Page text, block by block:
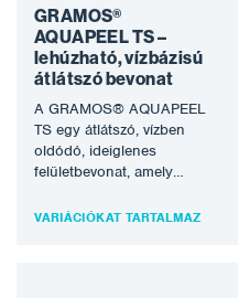
GRAMOS®
AQUAPEEL TS –
lehúzható, vízbázisú
átlátszó bevonat
A GRAMOS® AQUAPEEL
TS egy átlátszó, vízben
oldódó, ideiglenes
felületbevonat, amely
fémfelületre alkalmazható,
VARIÁCIÓKAT TARTALMAZ